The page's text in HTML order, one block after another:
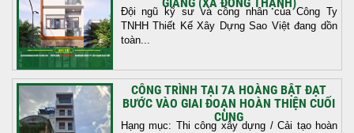
Đội ngũ kỹ sư và công nhân của Công Ty
TNHH Thiết Kế Xây Dựng Sao Việt đang dồn
toàn...
CÔNG TRÌNH TẠI 7A HOÀNG BẬT ĐẠT
BƯỚC VÀO GIAI ĐOẠN HOÀN THIỆN CUỐI
CÙNG
Hạng mục: Thi công xây dựng / Cải tạo hoàn